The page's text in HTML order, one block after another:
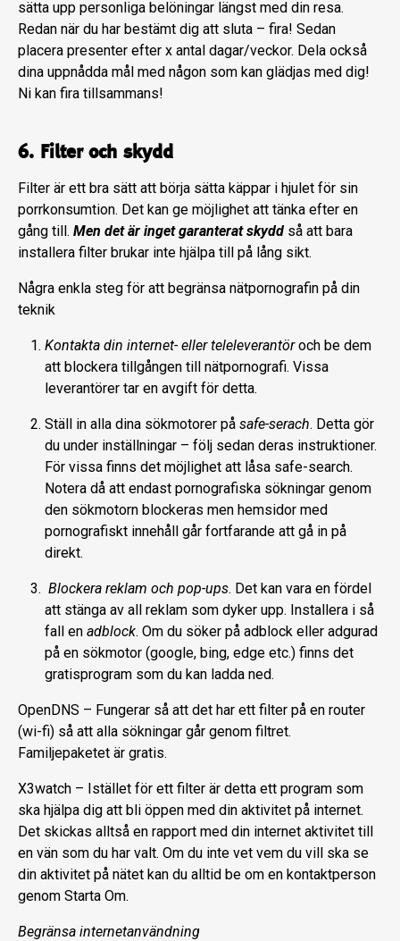
sätta upp personliga belöningar längst med din resa.
Redan när du har bestämt dig att sluta – fira! Sedan
placera presenter efter x antal dagar/veckor. Dela också
dina uppnådda mål med någon som kan glädjas med dig!
Ni kan fira tillsammans!
6. Filter och skydd
Filter är ett bra sätt att börja sätta käppar i hjulet för sin
porrkonsumtion. Det kan ge möjlighet att tänka efter en
gång till. Men det är inget garanterat skydd så att bara
installera filter brukar inte hjälpa till på lång sikt.
Några enkla steg för att begränsa nätpornografin på din
teknik
Kontakta din internet- eller teleleverantöroch be dem
att blockera tillgången till nätpornografi. Vissa
leverantörer tar en avgift för detta.
Ställ in alla dina sökmotorer på safe-serach. Detta gör
du under inställningar – följ sedan deras instruktioner.
För vissa finns det möjlighet att låsa safe-search.
Notera då att endast pornografiska sökningar genom
den sökmotorn blockeras men hemsidor med
pornografiskt innehåll går fortfarande att gå in på
direkt.
Blockera reklam och pop-ups. Det kan vara en fördel
att stänga av all reklam som dyker upp. Installera i så
fall en adblock. Om du söker på adblock eller adgurad
på en sökmotor (google, bing, edge etc.) finns det
gratisprogram som du kan ladda ned.
OpenDNS – Fungerar så att det har ett filter på en router
(wi-fi) så att alla sökningar går genom filtret.
Familjepaketet är gratis.
X3watch – Istället för ett filter är detta ett program som
ska hjälpa dig att bli öppen med din aktivitet på internet.
Det skickas alltså en rapport med din internet aktivitet till
en vän som du har valt. Om du inte vet vem du vill ska se
din aktivitet på nätet kan du alltid be om en kontaktperson
genom Starta Om.
Begränsa internetanvändning